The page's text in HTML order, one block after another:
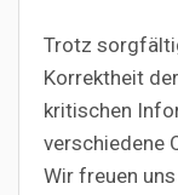
Trotz
Korrektheit
kritischen
verschiedene
Wir freuen